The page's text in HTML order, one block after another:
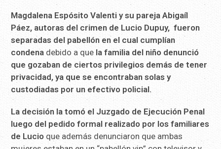
Magdalena Espósito Valenti y su pareja Abigaíl
Páez, autoras del crimen de Lucio Dupuy, fueron
separadas del pabellón en el cual cumplían
condena debido a que la familia del niño denunció
que gozaban de ciertos privilegios demás de tener
privacidad, ya que se encontraban solas y
custodiadas por un efectivo policial.
La decisión la tomó el Juzgado de Ejecución Penal
luego del pedido formal realizado por los familiares
de Lucio que además denunciaron que ambas